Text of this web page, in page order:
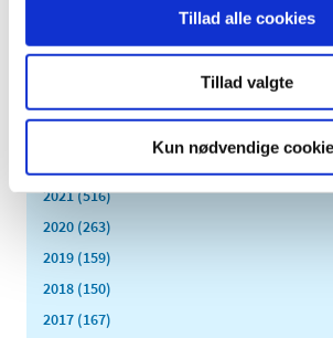
Tillad alle cookies
Tillad valgte
Kun nødvendige
2026 (84)
2024 (224)
2021 (516)
2020 (263)
2019 (159)
2018 (150)
2017 (167)